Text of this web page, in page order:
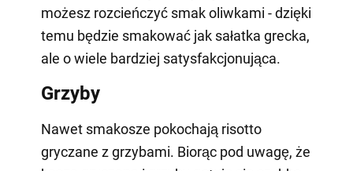
możesz rozcieńczyć smak oliwkami - dzięki
temu będzie smakować jak sałatka grecka,
ale o wiele bardziej satysfakcjonująca.
Grzyby
Nawet smakosze pokochają risotto
gryczane z grzybami. Biorąc pod uwagę, że